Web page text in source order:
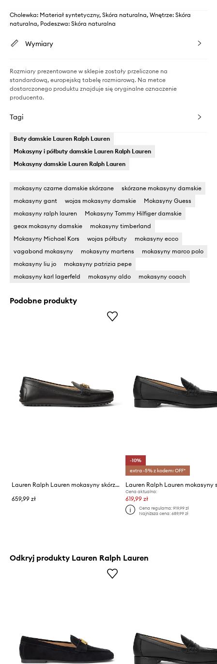
Cholewka: Materiał syntetyczny, Skóra naturalna, Wnętrze: Skóra
naturalna, Podeszwa: Skóra naturalna
Wymiary
Rozmiary prezentowane w sklepie zostały przeliczone na
standardową, europejską tabelę rozmiarową. Na metce
dostarczonego produktu znajduje się oryginalne oznaczenie
producenta.
Tagi
Buty damskie Lauren Ralph Lauren
Mokasyny i półbuty damskie Lauren Ralph Lauren
Mokasyny damskie Lauren Ralph Lauren
mokasyny czarne damskie skórzane
skórzane mokasyny damskie
mokasyny gant
wojas mokasyny damskie
Mokasyny Guess
mokasyny ralph lauren
Mokasyny Tommy Hilfiger damskie
geox mokasyny damskie
mokasyny timberland
Mokasyny Michael Kors
wojas półbuty
mokasyny ecco
vagabond mokasyny
mokasyny martens
mokasyny marco polo
mokasyny liu jo
mokasyny patrizia pepe
mokasyny karl lagerfeld
mokasyny aldo mokasyny coach
Podobne produkty
Lauren Ralph Lauren mokasyny skórzane Barnsbury
659,99 zł
-10%
extra -5% z kodem: OFF*
Cena aktualna:
619,99 zł
Cena regularna: 919,99 zł
Najniższa cena: 689,99 zł
Odkryj produkty Lauren Ralph Lauren